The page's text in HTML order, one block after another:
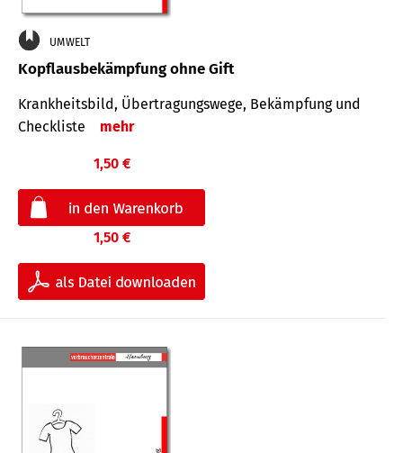
UMWELT
Kopflausbekämpfung ohne Gift
Krankheits­bild, Übertra­gungs­wege, Bekämpfung und
Check­liste
mehr
1,50 €
1,50 €